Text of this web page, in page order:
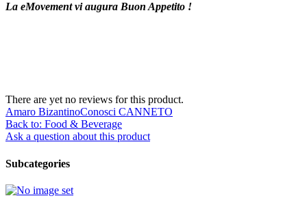
La eMovement vi augura Buon Appetito !
There are yet no reviews for this product.
Amaro BizantinoConosci CANNETO
Back to: Food & Beverage
Ask a question about this product
Subcategories